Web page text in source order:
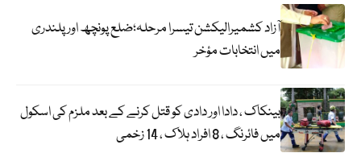
آزاد کشمیرالیکشن تیسرا مرحلہ؛ضلع پونچھ اور پلندری
میں انتخابات مؤخر
بینکاک ، دادا اور دادی کو قتل کرنے کے بعد ملزم کی اسکول
میں فائرنگ ، 8 افراد ہلاک ، 14 زخمی